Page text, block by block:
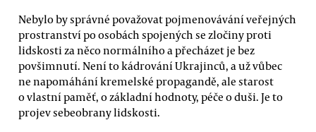
Nebylo by správné považovat pojmenovávání veřejných
prostranství po osobách spojených se zločiny proti
lidskosti za něco normálního a přecházet je bez
povšimnutí. Není to kádrování Ukrajinců, a už vůbec
ne napomáhání kremelské propagandě, ale starost
o vlastní paměť, o základní hodnoty, péče o duši. Je to
projev sebeobrany lidskosti.